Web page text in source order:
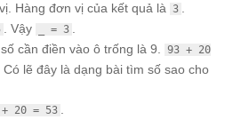
Hàng đơn vị của kết quả là 3 .
. Vậy _ = 3 .
cần điền vào ô trống là 9. 93 + 20
lẽ đây là dạng bài tìm số sao cho
+ 20 = 53 .